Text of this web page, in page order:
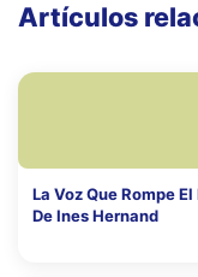
Artículos
La Voz Que Rompe
De Ines Hernand